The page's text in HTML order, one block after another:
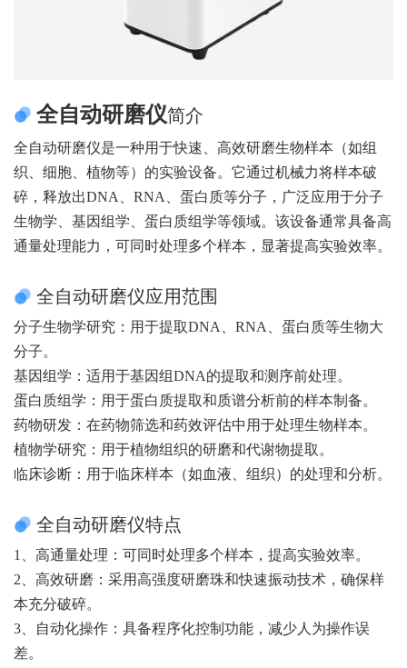
全自动研磨仪简介
全自动研磨仪是一种用于快速、高效研磨生物样本（如组
织、细胞、植物等）的实验设备。它通过机械力将样本破
碎，释放出DNA、RNA、蛋白质等分子，广泛应用于分子
生物学、基因组学、蛋白质组学等领域。该设备通常具备高
通量处理能力，可同时处理多个样本，显著提高实验效率。
全自动研磨仪应用范围
分子生物学研究：用于提取DNA、RNA、蛋白质等生物大
分子。
基因组学：适用于基因组DNA的提取和测序前处理。
蛋白质组学：用于蛋白质提取和质谱分析前的样本制备。
药物研发：在药物筛选和药效评估中用于处理生物样本。
植物学研究：用于植物组织的研磨和代谢物提取。
临床诊断：用于临床样本（如血液、组织）的处理和分析。
全自动研磨仪特点
1、高通量处理：可同时处理多个样本，提高实验效率。
2、高效研磨：采用高强度研磨珠和快速振动技术，确保样
本充分破碎。
3、自动化操作：具备程序化控制功能，减少人为操作误
差。